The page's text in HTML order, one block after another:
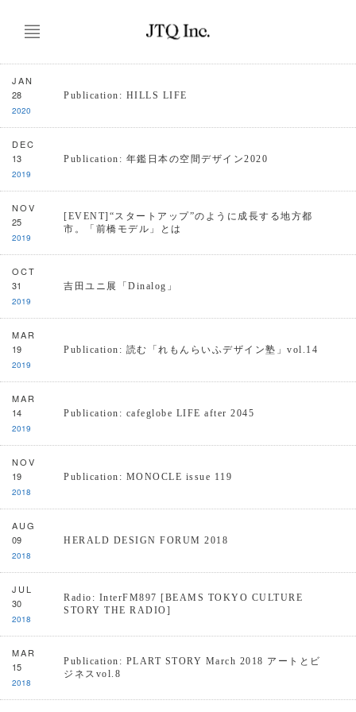
JAN
28
2020
Publication: HILLS LIFE
DEC
13
2019
Publication: 年鑑日本の空間デザイン2020
NOV
25
2019
[EVENT]“スタートアップ”のように成長する地方都
市。「前橋モデル」とは
OCT
31
2019
吉田ユニ展「Dinalog」
MAR
19
2019
Publication: 読む「れもんらいふデザイン塾」vol.14
MAR
14
2019
Publication: cafeglobe LIFE after 2045
NOV
19
2018
Publication: MONOCLE issue 119
AUG
09
2018
HERALD DESIGN FORUM 2018
JUL
30
2018
Radio: InterFM897 [BEAMS TOKYO CULTURE
STORY THE RADIO]
MAR
15
2018
Publication: PLART STORY March 2018 アートとビ
ジネスvol.8